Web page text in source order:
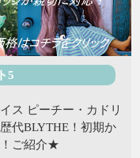
5
ス ピーチー・カドリ
代BLYTHE！初期か
ご紹介★